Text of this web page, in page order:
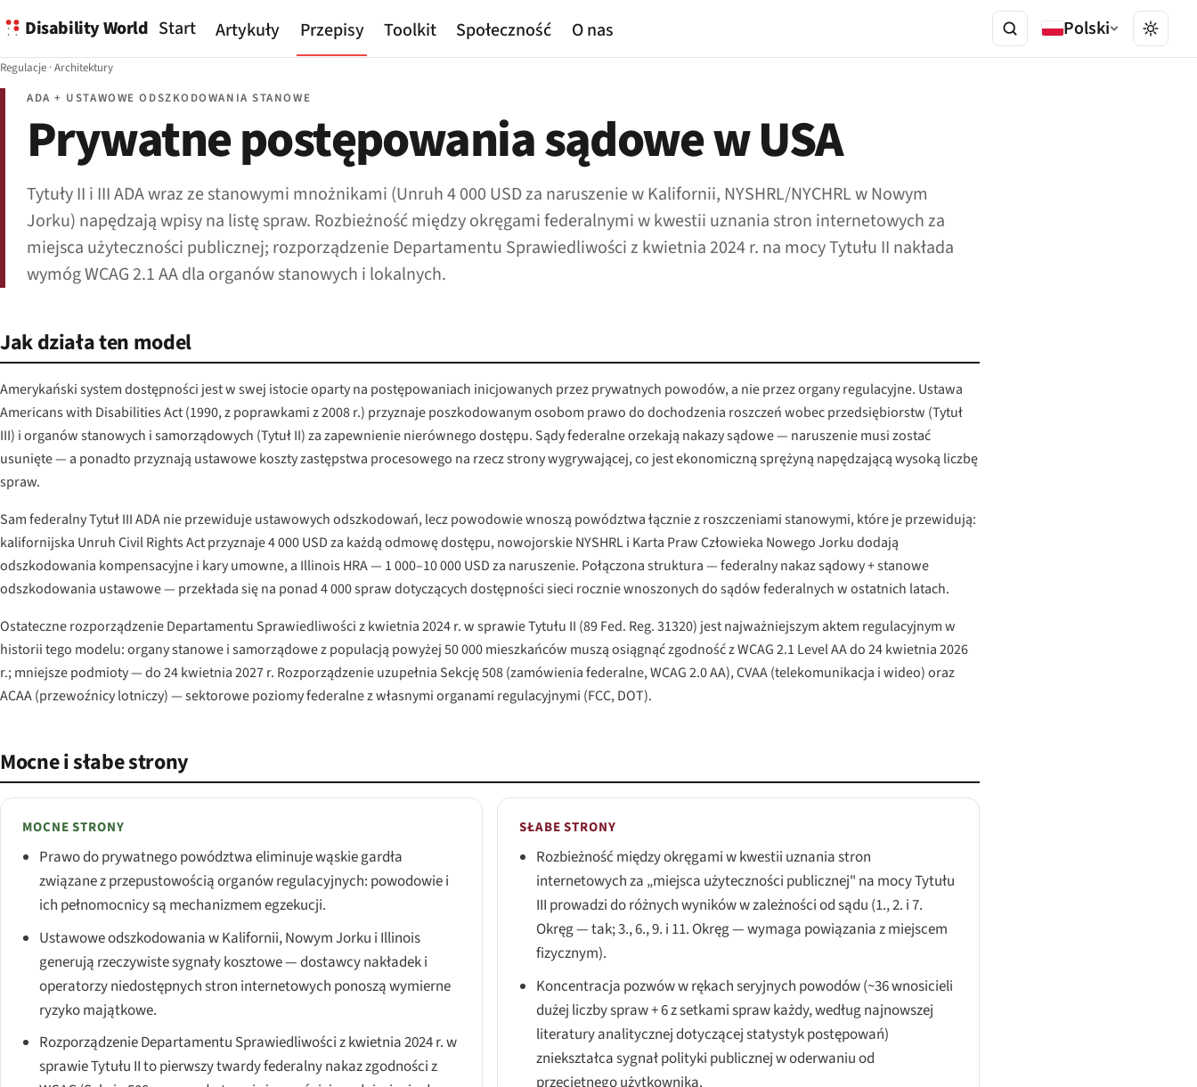
Disability World Start Artykuły Przepisy Toolkit Społeczność O nas Polski
Regulacje ·Architektury
ADA + USTAWOWE ODSZKODOWANIA STANOWE
Prywatne postępowania sądowe w USA
Tytuły II i III ADA wraz ze stanowymi mnożnikami (Unruh 4 000 USD za naruszenie w Kalifornii, NYSHRL/NYCHRL w Nowym
Jorku) napędzają wpisy na listę spraw. Rozbieżność między okręgami federalnymi w kwestii uznania stron internetowych za
miejsca użyteczności publicznej; rozporządzenie Departamentu Sprawiedliwości z kwietnia 2024 r. na mocy Tytułu II nakłada
wymóg WCAG 2.1 AA dla organów stanowych i lokalnych.
Jak działa ten model
Amerykański system dostępności jest w swej istocie oparty na postępowaniach inicjowanych przez prywatnych powodów, a nie przez organy regulacyjne. Ustawa
Americans with Disabilities Act (1990, z poprawkami z 2008 r.) przyznaje poszkodowanym osobom prawo do dochodzenia roszczeń wobec przedsiębiorstw (Tytuł
III) i organów stanowych i samorządowych (Tytuł II) za zapewnienie nierównego dostępu. Sądy federalne orzekają nakazy sądowe — naruszenie musi zostać
usunięte — a ponadto przyznają ustawowe koszty zastępstwa procesowego na rzecz strony wygrywającej, co jest ekonomiczną sprężyną napędzającą wysoką liczbę
spraw.
Sam federalny Tytuł III ADA nie przewiduje ustawowych odszkodowań, lecz powodowie wnoszą powództwa łącznie z roszczeniami stanowymi, które je przewidują:
kalifornijska Unruh Civil Rights Act przyznaje 4 000 USD za każdą odmowę dostępu, nowojorskie NYSHRL i Karta Praw Człowieka Nowego Jorku dodają
odszkodowania kompensacyjne i kary umowne, a Illinois HRA — 1 000–10 000 USD za naruszenie. Połączona struktura — federalny nakaz sądowy + stanowe
odszkodowania ustawowe — przekłada się na ponad 4 000 spraw dotyczących dostępności sieci rocznie wnoszonych do sądów federalnych w ostatnich latach.
Ostateczne rozporządzenie Departamentu Sprawiedliwości z kwietnia 2024 r. w sprawie Tytułu II (89 Fed. Reg. 31320) jest najważniejszym aktem regulacyjnym w
historii tego modelu: organy stanowe i samorządowe z populacją powyżej 50 000 mieszkańców muszą osiągnąć zgodność z WCAG 2.1 Level AA do 24 kwietnia 2026
r.; mniejsze podmioty — do 24 kwietnia 2027 r. Rozporządzenie uzupełnia Sekcję 508 (zamówienia federalne, WCAG 2.0 AA), CVAA (telekomunikacja i wideo) oraz
ACAA (przewoźnicy lotniczy) — sektorowe poziomy federalne z własnymi organami regulacyjnymi (FCC, DOT).
Mocne i słabe strony
MOCNE STRONY
Prawo do prywatnego powództwa eliminuje wąskie gardła
związane z przepustowością organów regulacyjnych: powodowie i
ich pełnomocnicy są mechanizmem egzekucji.
Ustawowe odszkodowania w Kalifornii, Nowym Jorku i Illinois
generują rzeczywiste sygnały kosztowe — dostawcy nakładek i
operatorzy niedostępnych stron internetowych ponoszą wymierne
ryzyko majątkowe.
Rozporządzenie Departamentu Sprawiedliwości z kwietnia 2024 r. w
sprawie Tytułu II to pierwszy twardy federalny nakaz zgodności z
SŁABE STRONY
Rozbieżność między okręgami w kwestii uznania stron
internetowych za „miejsca użyteczności publicznej" na mocy Tytułu
III prowadzi do różnych wyników w zależności od sądu (1., 2. i 7.
Okręg — tak; 3., 6., 9. i 11. Okręg — wymaga powiązania z miejscem
fizycznym).
Koncentracja pozwów w rękach seryjnych powodów (~36 wnosicieli
dużej liczby spraw + 6 z setkami spraw każdy, według najnowszej
literatury analitycznej dotyczącej statystyk postępowań)
zniekształca sygnał polityki publicznej w oderwaniu od
przeciętnego użytkownika.